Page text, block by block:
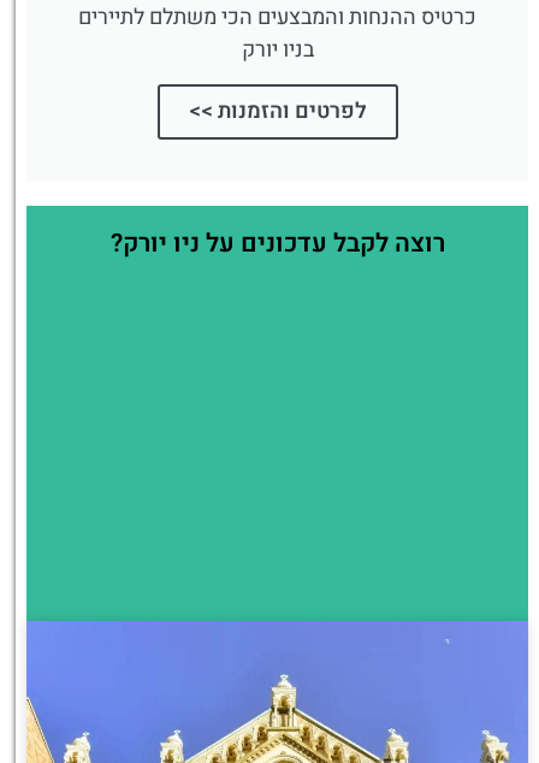
כרטיס ההנחות והמבצעים הכי משתלם לתיירים
בניו יורק
לפרטים והזמנות >>
רוצה לקבל עדכונים על ניו יורק?